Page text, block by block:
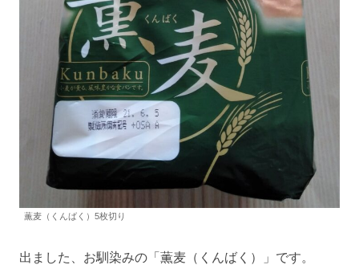
薫麦（くんばく）5枚切り
出ました、お馴染みの「薫麦（くんばく）」です。